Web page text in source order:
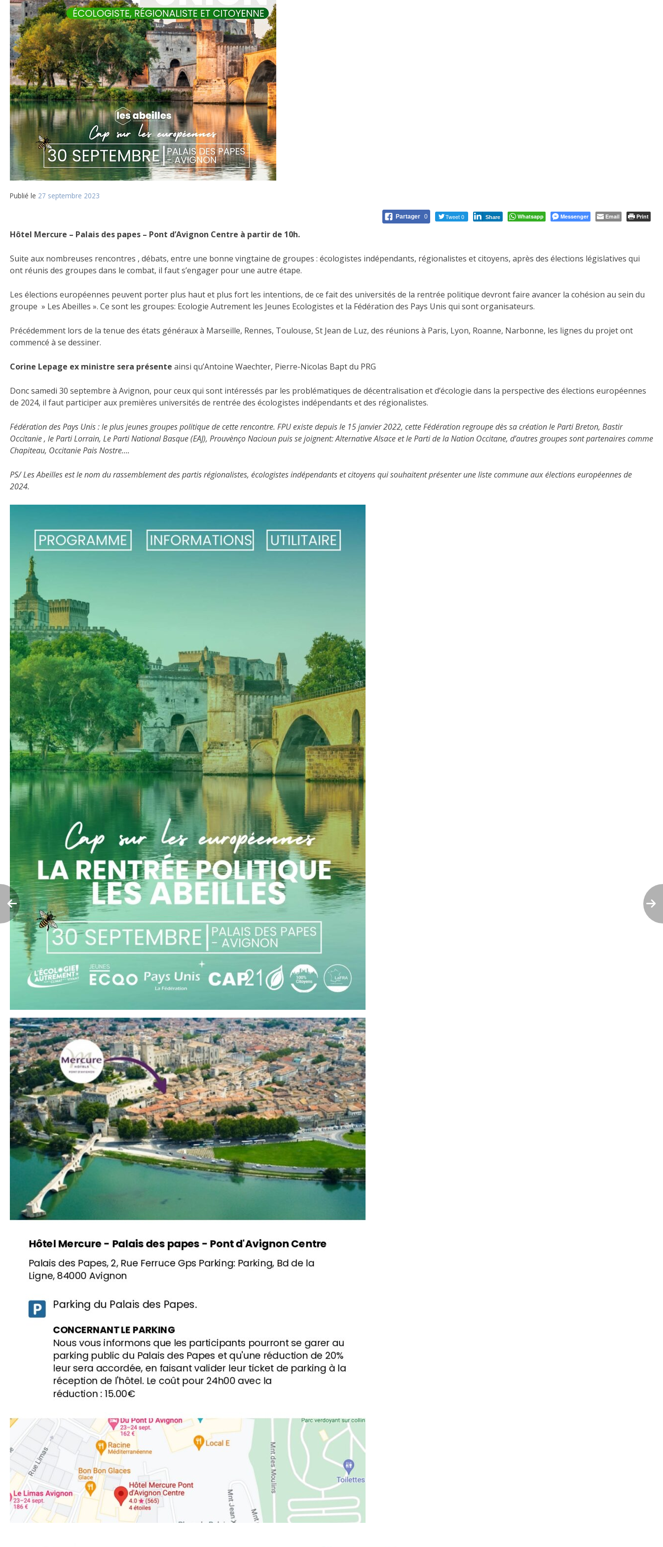
Publié le 27 septembre 2023
Partager 0 Tweet 0 Share Whatsapp Messenger Email Print
Hôtel Mercure – Palais des papes – Pont d’Avignon Centre à partir de 10h.
Suite aux nombreuses rencontres , débats, entre une bonne vingtaine de groupes : écologistes indépendants, régionalistes et citoyens, après des élections législatives qui
ont réunis des groupes dans le combat, il faut s’engager pour une autre étape.
Les élections européennes peuvent porter plus haut et plus fort les intentions, de ce fait des universités de la rentrée politique devront faire avancer la cohésion au sein du
groupe » Les Abeilles ». Ce sont les groupes: Ecologie Autrement les Jeunes Ecologistes et la Fédération des Pays Unis qui sont organisateurs.
Précédemment lors de la tenue des états généraux à Marseille, Rennes, Toulouse, St Jean de Luz, des réunions à Paris, Lyon, Roanne, Narbonne, les lignes du projet ont
commencé à se dessiner.
Corine Lepage ex ministre sera présente ainsi qu’Antoine Waechter, Pierre-Nicolas Bapt du PRG
Donc samedi 30 septembre à Avignon, pour ceux qui sont intéressés par les problématiques de décentralisation et d’écologie dans la perspective des élections européennes
de 2024, il faut participer aux premières universités de rentrée des écologistes indépendants et des régionalistes.
Fédération des Pays Unis : le plus jeunes groupes politique de cette rencontre. FPU existe depuis le 15 janvier 2022, cette Fédération regroupe dès sa création le Parti Breton, Bastir
Occitanie , le Parti Lorrain, Le Parti National Basque (EAJ), Prouvènço Nacioun puis se joignent: Alternative Alsace et le Parti de la Nation Occitane, d’autres groupes sont partenaires comme
Chapiteau, Occitanie Pais Nostre….
PS/ Les Abeilles est le nom du rassemblement des partis régionalistes, écologistes indépendants et citoyens qui souhaitent présenter une liste commune aux élections européennes de
2024.